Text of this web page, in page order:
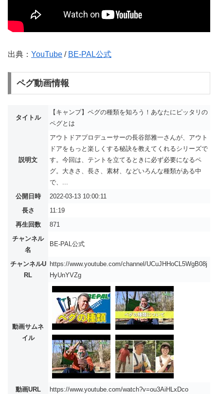
出典： YouTube / BE-PAL公式
ペグ動画情報
タイトル
【キャンプ】ペグの種類を知ろう！あなたにピッタリの
ペグとは
説明文
アウトドアプロデューサーの長谷部雅一さんが、アウト
ドアをもっと楽しくする秘訣を教えてくれるシリーズで
す。今回は、テントを立てるときに必ず必要になるペ
グ。大きさ、長さ、素材、などいろんな種類がある中
で、...
公開日時
2022-03-13 10:00:11
長さ
11:19
再生回数
871
チャンネル
名
BE-PAL公式
チャンネルU
RL
https://www.youtube.com/channel/UCuJHHoCL5WgB08j
HyUnYVZg
動画サムネ
イル
動画URL https://www.youtube.com/watch?v=ou3AiHLxDco